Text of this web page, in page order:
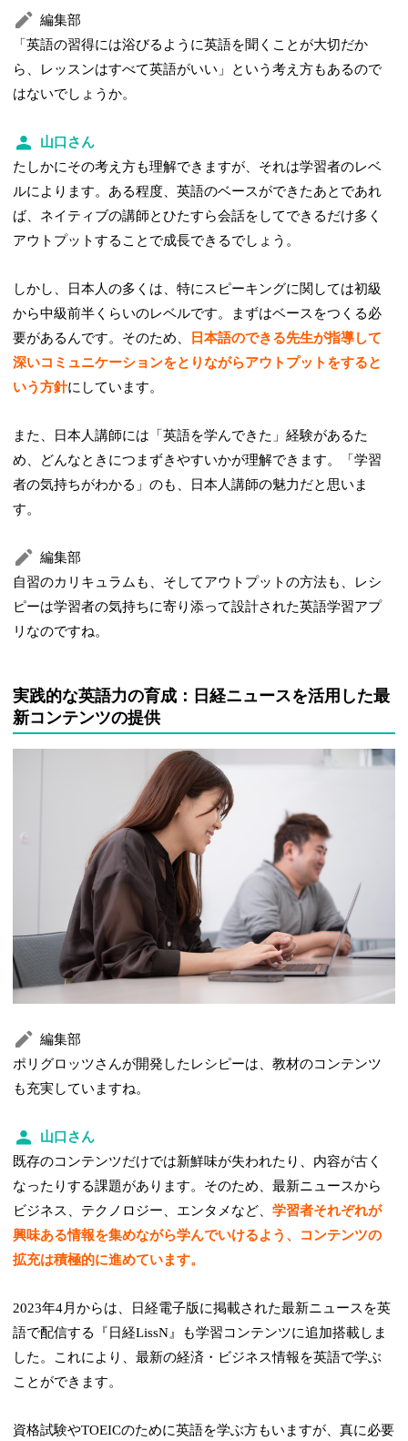
編集部
「英語の習得には浴びるように英語を聞くことが大切だか
ら、レッスンはすべて英語がいい」という考え方もあるので
はないでしょうか。
山口さん
たしかにその考え方も理解できますが、それは学習者のレベ
ルによります。ある程度、英語のベースができたあとであれ
ば、ネイティブの講師とひたすら会話をしてできるだけ多く
アウトプットすることで成長できるでしょう。
しかし、日本人の多くは、特にスピーキングに関しては初級
から中級前半くらいのレベルです。まずはベースをつくる必
要があるんです。そのため、
日本語のできる先生が指導して
深いコミュニケーションをとりながらアウトプットをすると
いう方針にしています。
また、日本人講師には「英語を学んできた」経験があるた
め、どんなときにつまずきやすいかが理解できます。「学習
者の気持ちがわかる」のも、日本人講師の魅力だと思いま
す。
編集部
自習のカリキュラムも、そしてアウトプットの方法も、レシ
ピーは学習者の気持ちに寄り添って設計された英語学習アプ
リなのですね。
実践的な英語力の育成：日経ニュースを活用した最
新コンテンツの提供
編集部
ポリグロッツさんが開発したレシピーは、教材のコンテンツ
も充実していますね。
山口さん
既存のコンテンツだけでは新鮮味が失われたり、内容が古く
なったりする課題があります。そのため、最新ニュースから
ビジネス、テクノロジー、エンタメなど、学習者それぞれが
興味ある情報を集めながら学んでいけるよう、コンテンツの
拡充は積極的に進めています。
2023年4月からは、日経電子版に掲載された最新ニュースを英
語で配信する『日経LissN』も学習コンテンツに追加搭載しま
した。これにより、最新の経済・ビジネス情報を英語で学ぶ
ことができます。
資格試験やTOEICのために英語を学ぶ方もいますが、真に必要